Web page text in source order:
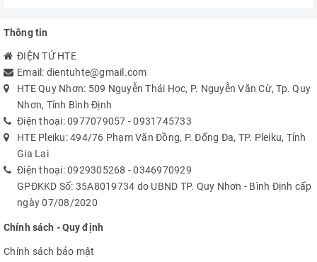
Thông tin
ĐIỆN TỬ HTE
Email: dientuhte@gmail.com
HTE Quy Nhơn: 509 Nguyễn Thái Học, P. Nguyễn Văn Cừ, Tp. Quy
Nhơn, Tỉnh Bình Định
Điện thoại:0977079057 -0931745733
HTE Pleiku: 494/76 Phạm Văn Đồng, P. Đống Đa, TP. Pleiku, Tỉnh
Gia Lai
Điện thoại:0929305268 -0346970929
GPĐKKD Số: 35A8019734 do UBND TP. Quy Nhơn - Bình Định cấp
ngày 07/08/2020
Chính sách - Quy định
Chính sách bảo mật